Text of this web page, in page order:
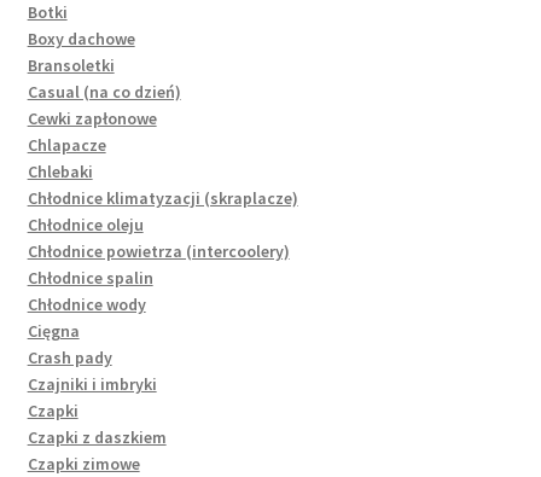
Botki
Boxy dachowe
Bransoletki
Casual (na co dzień)
Cewki zapłonowe
Chlapacze
Chlebaki
Chłodnice klimatyzacji (skraplacze)
Chłodnice oleju
Chłodnice powietrza (intercoolery)
Chłodnice spalin
Chłodnice wody
Cięgna
Crash pady
Czajniki i imbryki
Czapki
Czapki z daszkiem
Czapki zimowe